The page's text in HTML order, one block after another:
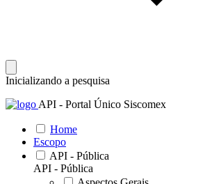
Inicializando a pesquisa
API - Portal Único Siscomex
Home
Escopo
API - Pública
API - Pública